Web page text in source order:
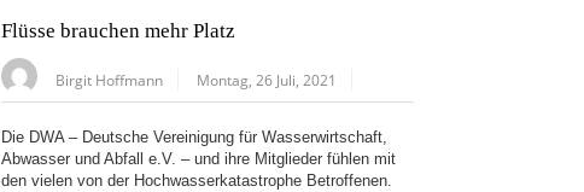
Flüsse brauchen mehr Platz
Birgit Hoffmann Montag, 26 Juli, 2021
Die DWA – Deutsche Vereinigung für Wasserwirtschaft,
Abwasser und Abfall e.V. – und ihre Mitglieder fühlen mit
den vielen von der Hochwasserkatastrophe Betroffenen.